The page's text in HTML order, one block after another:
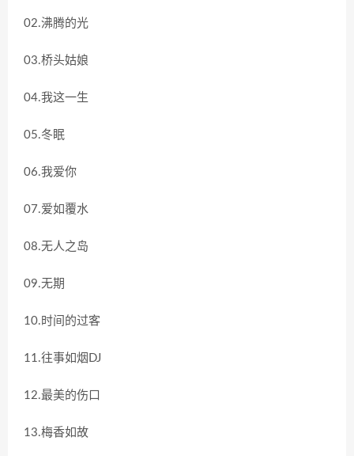
02.沸腾的光
03.桥头姑娘
04.我这一生
05.冬眠
06.我爱你
07.爱如覆水
08.无人之岛
09.无期
10.时间的过客
11.往事如烟DJ
12.最美的伤口
13.梅香如故